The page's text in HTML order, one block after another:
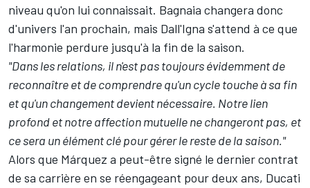
niveau qu'on lui connaissait. Bagnaia changera donc
d'univers l'an prochain, mais Dall'Igna s'attend à ce que
l'harmonie perdure jusqu'à la fin de la saison.
"Dans les relations, il n'est pas toujours évidemment de
reconnaître et de comprendre qu'un cycle touche à sa fin
et qu'un changement devient nécessaire. Notre lien
profond et notre affection mutuelle ne changeront pas, et
ce sera un élément clé pour gérer le reste de la saison."
Alors que Márquez a peut-être signé le dernier contrat
de sa carrière en se réengageant pour deux ans, Ducati